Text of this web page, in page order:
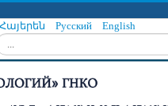
Հայերեն Русский English